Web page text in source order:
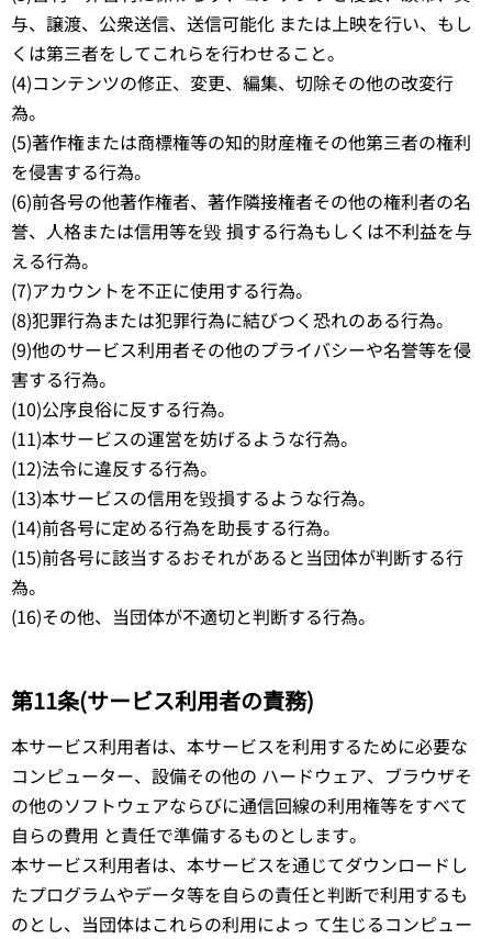
与、譲渡、公衆送信、送信可能化 または上映を行い、もし
くは第三者をしてこれらを行わせること。
(4)コンテンツの修正、変更、編集、切除その他の改変行
為。
(5)著作権または商標権等の知的財産権その他第三者の権利
を侵害する行為。
(6)前各号の他著作権者、著作隣接権者その他の権利者の名
誉、人格または信用等を毀 損する行為もしくは不利益を与
える行為。
(7)アカウントを不正に使用する行為。
(8)犯罪行為または犯罪行為に結びつく恐れのある行為。
(9)他のサービス利用者その他のプライバシーや名誉等を侵
害する行為。
(10)公序良俗に反する行為。
(11)本サービスの運営を妨げるような行為。
(12)法令に違反する行為。
(13)本サービスの信用を毀損するような行為。
(14)前各号に定める行為を助長する行為。
(15)前各号に該当するおそれがあると当団体が判断する行
為。
(16)その他、当団体が不適切と判断する行為。
第11条(サービス利用者の責務)
本サービス利用者は、本サービスを利用するために必要な
コンピューター、設備その他の ハードウェア、ブラウザそ
の他のソフトウェアならびに通信回線の利用権等をすべて
自らの費用 と責任で準備するものとします。
本サービス利用者は、本サービスを通じてダウンロードし
たプログラムやデータ等を自らの責任と判断で利用するも
のとし、当団体はこれらの利用によっ て生じるコンピュー